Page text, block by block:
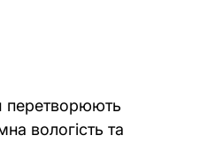
перетворюють
вологість та